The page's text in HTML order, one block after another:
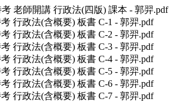
老師開講 行政法(四版) 課本 - 郭羿.pdf
行政法(含概要) 板書 C-1 - 郭羿.pdf
行政法(含概要) 板書 C-2 - 郭羿.pdf
行政法(含概要) 板書 C-3 - 郭羿.pdf
行政法(含概要) 板書 C-4 - 郭羿.pdf
行政法(含概要) 板書 C-5 - 郭羿.pdf
行政法(含概要) 板書 C-6 - 郭羿.pdf
行政法(含概要) 板書 C-7 - 郭羿.pdf